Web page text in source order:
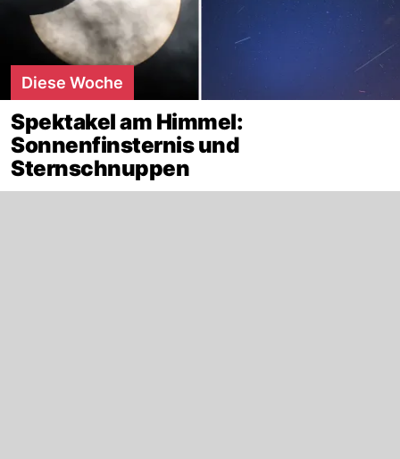
Diese Woche
Spektakel am Himmel:
Sonnenfinsternis und
Sternschnuppen